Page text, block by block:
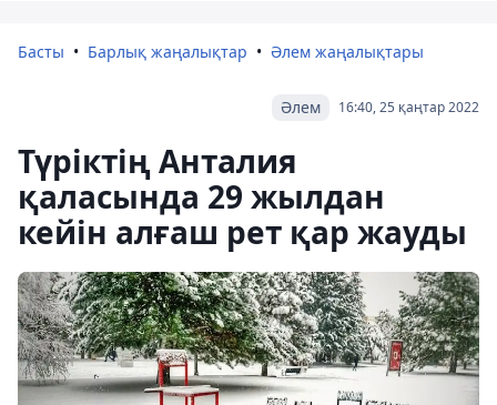
Басты Барлық жаңалықтар Әлем жаңалықтары
16:40, 25 қаңтар 2022
Әлем
Түріктің Анталия
қаласында 29 жылдан
кейін алғаш рет қар жауды